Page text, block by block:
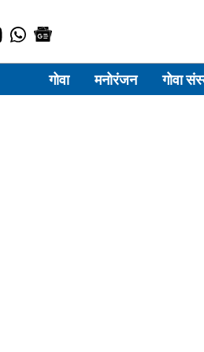
गोवा मनोरंजन गोवा